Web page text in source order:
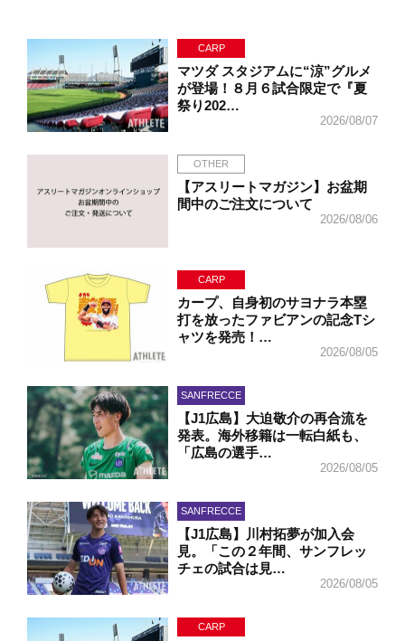
CARP
マツダ スタジアムに“涼”グルメ
が登場！８月６試合限定で『夏
祭り202…
2026/08/07
OTHER
【アスリートマガジン】お盆期
間中のご注文について
2026/08/06
CARP
カープ、自身初のサヨナラ本塁
打を放ったファビアンの記念Tシ
ャツを発売！…
2026/08/05
SANFRECCE
【J1広島】大迫敬介の再合流を
発表。海外移籍は一転白紙も、
「広島の選手…
2026/08/05
SANFRECCE
【J1広島】川村拓夢が加入会
見。「この２年間、サンフレッ
チェの試合は見…
2026/08/05
CARP